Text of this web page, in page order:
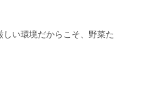
い環境だからこそ、野菜た